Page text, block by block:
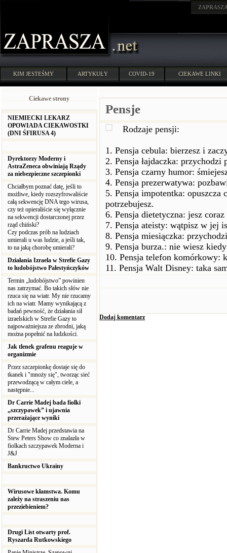
KIM JESTEŚMY ARTYKUŁY COVID-19 CIEKAWE LINKI
Ciekawe strony
NIEMIECKI LEKARZ
OPOWIADA CIEKAWOSTKI
(DNI ŚFIRUSA 4)
Dyrektorzy Moderny i
AstraZeneca obwiniają Rządy
za niebezpieczne szczepionki
Chciałbym poznać datę, jeśli to
możliwe, kiedy rozszyfrowaliście
całą sekwencję DNA tego wirusa,
czy też opieraliście się wyłącznie
na sekwencji dostarczonej przez
rząd chiński?
Czy podczas prób na ludziach
umierali u was ludzie, a jeśli tak,
to na jaką chorobę umierali?
Działania Izraela w Strefie Gazy
to ludobójstwo Palestyńczyków
Termin „ludobójstwo” powinien
nas zatrzymać. Bo takich słów nie
rzuca się na wiatr. My nie rzucamy
ich na wiatr. Mamy wynikającą z
badań pewność, że działania sił
izraelskich w Strefie Gazy to
najpoważniejsza ze zbrodni, jaką
można popełnić na ludzkości.
Jak tlenek grafenu reaguje w
organizmie
Przez szczepionkę dostaje się do
tkanek i "mnoży się", tworząc sieć
przewodzącą w całym ciele, a
następnie...
Dr Carrie Madej bada fiolki
„szczypawek” i ujawnia
przerażające wyniki
Dr Carrie Madej przedstawia na
Stew Peters Show co znalazła w
fiolkach szczypawek Moderna i
J&J
Bankructwo Ukrainy
Wirusowe kłamstwa. Komu
zależy na straszeniu nas
przeziebieniem?
Drugi List otwarty prof.
Ryszarda Rutkowskiego
Pensje
Rodzaje pensji:
1. Pensja cebula: bierzesz i
2. Pensja łajdaczka:
3. Pensja czarny humor:
4. Pensja prezerwatywa:
5. Pensja impotentka:
potrzebujesz.
6. Pensja dietetyczna: jesz
7. Pensja ateisty: wątpisz w jej
8. Pensja miesiączka:
9. Pensja burza.: nie wiesz
10. Pensja telefon komórkowy:
11. Pensja Walt Disney: taka
Dodaj komentarz